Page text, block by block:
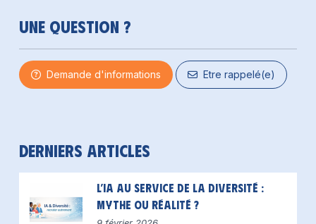
Une question ?
Demande d'informations Etre rappelé(e)
Derniers articles
L’IA au service de la diversité :
mythe ou réalité ?